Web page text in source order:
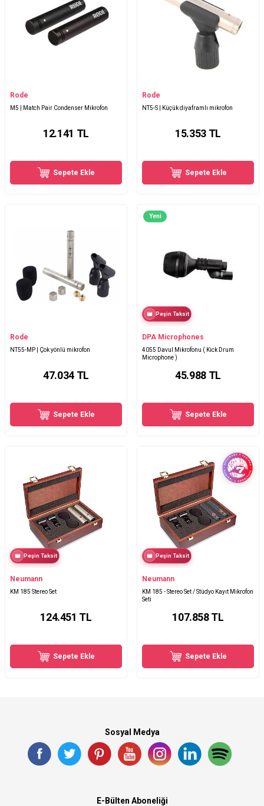
Rode
M5 | Match Pair Condenser Mikrofon
12.141 TL
Sepete Ekle
Rode
NT5-S | Küçük diyaframlı mikrofon
15.353TL
Sepete Ekle
Rode
NT55-MP | Çok yönlü mikrofon
47.034TL
Sepete Ekle
Yeni
Peşin Taksit
DPA Microphones
4055 Davul Mikrofonu ( Kick Drum
Microphone )
45.988TL
Sepete Ekle
Peşin Taksit
Neumann
KM 185 Stereo Set
124.451 TL
Sepete Ekle
Peşin Taksit
Neumann
KM 185 - Stereo Set / Stüdyo Kayıt Mikrofon
Seti
107.858TL
Sepete Ekle
Sosyal Medya
E-Bülten Aboneliği